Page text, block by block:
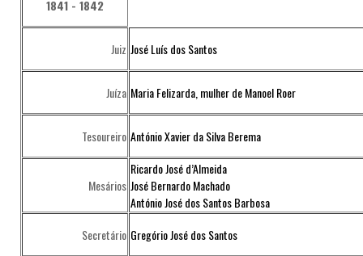
1841 - 1842
Juiz José Luís dos Santos
Juíza Maria Felizarda, mulher de Manoel Roer
Tesoureiro António Xavier da Silva Berema
Mesários
Ricardo José d’Almeida
José Bernardo Machado
António José dos Santos Barbosa
Secretário Gregório José dos Santos